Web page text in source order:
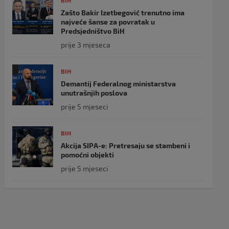
Zašto Bakir Izetbegović trenutno ima
najveće šanse za povratak u
Predsjedništvo BiH
prije 3 mjeseca
BIH
Demantij Federalnog ministarstva
unutrašnjih poslova
prije 5 mjeseci
BIH
Akcija SIPA-e: Pretresaju se stambeni i
pomoćni objekti
prije 5 mjeseci